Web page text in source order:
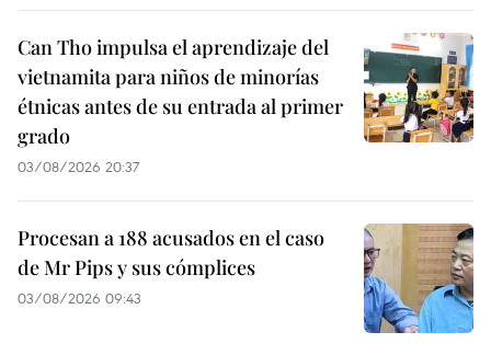
Can Tho impulsa el aprendizaje del
vietnamita para niños de minorías
étnicas antes de su entrada al primer
grado
03/08/2026 20:37
Procesan a 188 acusados en el caso
de Mr Pips y sus cómplices
03/08/2026 09:43